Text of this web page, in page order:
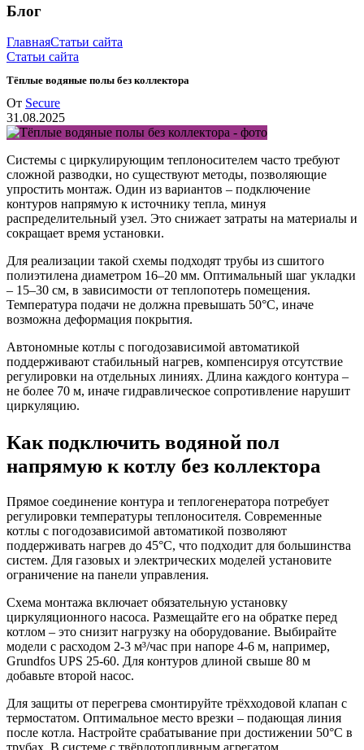
Блог
ГлавнаяСтатьи сайта
Статьи сайта
Тёплые водяные полы без коллектора
От Secure
31.08.2025
Системы с циркулирующим теплоносителем часто требуют
сложной разводки, но существуют методы, позволяющие
упростить монтаж. Один из вариантов – подключение
контуров напрямую к источнику тепла, минуя
распределительный узел. Это снижает затраты на материалы и
сокращает время установки.
Для реализации такой схемы подходят трубы из сшитого
полиэтилена диаметром 16–20 мм. Оптимальный шаг укладки
– 15–30 см, в зависимости от теплопотерь помещения.
Температура подачи не должна превышать 50°C, иначе
возможна деформация покрытия.
Автономные котлы с погодозависимой автоматикой
поддерживают стабильный нагрев, компенсируя отсутствие
регулировки на отдельных линиях. Длина каждого контура –
не более 70 м, иначе гидравлическое сопротивление нарушит
циркуляцию.
Как подключить водяной пол
напрямую к котлу без коллектора
Прямое соединение контура и теплогенератора потребует
регулировки температуры теплоносителя. Современные
котлы с погодозависимой автоматикой позволяют
поддерживать нагрев до 45°C, что подходит для большинства
систем. Для газовых и электрических моделей установите
ограничение на панели управления.
Схема монтажа включает обязательную установку
циркуляционного насоса. Размещайте его на обратке перед
котлом – это снизит нагрузку на оборудование. Выбирайте
модели с расходом 2-3 м³/час при напоре 4-6 м, например,
Grundfos UPS 25-60. Для контуров длиной свыше 80 м
добавьте второй насос.
Для защиты от перегрева смонтируйте трёхходовой клапан с
термостатом. Оптимальное место врезки – подающая линия
после котла. Настройте срабатывание при достижении 50°C в
трубах. В системе с твёрдотопливным агрегатом